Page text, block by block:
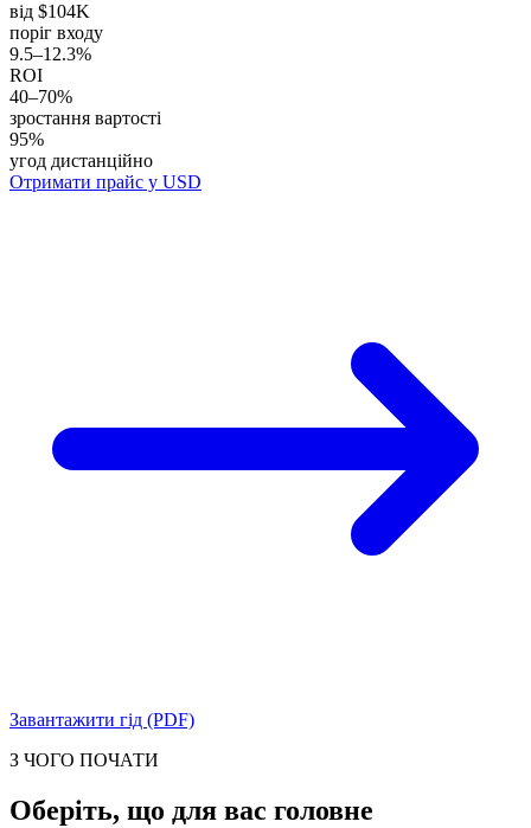
від $104K
поріг входу
9.5–12.3%
ROI
40–70%
зростання вартості
95%
угод дистанційно
Отримати прайс у USD
Завантажити гід (PDF)
З ЧОГО ПОЧАТИ
Оберіть, що для вас головне